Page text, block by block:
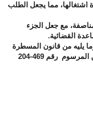
اشتغالها، مما يجعل الطلب
مع جعل الجزء
القضائية.
للفصول 1-2-32-50- 124- 169 وما يليه من قانون المسطرة
المدنية ومدونة الشغل والمادة الأولى من المرسوم رقم 469-204